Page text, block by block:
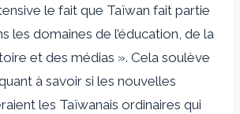
le fait que Taïwan fait partie
les domaines de l’éducation, de la
et des médias ». Cela soulève
à savoir si les nouvelles
les Taïwanais ordinaires qui